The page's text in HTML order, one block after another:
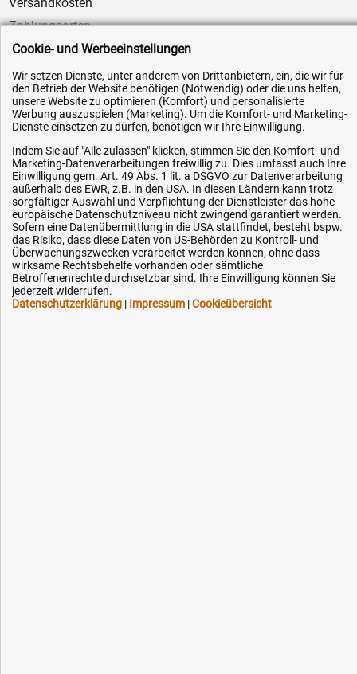
Zahlungsarten
Service
AGB / Widerrufsrecht
Datenschutz
Impressum
OEM-Ersatzteile
Technik-Hilfe
Downloads
Kontakt
Ihre Hytec-Hydraulik Vorteile
Cookie- und Werbeeinstellungen
Wir setzen Dienste, unter anderem von Drittanbietern, ein, die wir für
den Betrieb der Website benötigen (Notwendig) oder die uns helfen,
unsere Website zu optimieren (Komfort) und personalisierte
Werbung auszuspielen (Marketing). Um die Komfort- und Marketing-
Dienste einsetzen zu dürfen, benötigen wir Ihre Einwilligung.
Indem Sie auf "Alle zulassen" klicken, stimmen Sie den Komfort- und
Marketing-Datenverarbeitungen freiwillig zu. Dies umfasst auch Ihre
Einwilligung gem. Art. 49 Abs. 1 lit. a DSGVO zur Datenverarbeitung
außerhalb des EWR, z.B. in den USA. In diesen Ländern kann trotz
sorgfältiger Auswahl und Verpflichtung der Dienstleister das hohe
europäische Datenschutzniveau nicht zwingend garantiert werden.
Sofern eine Datenübermittlung in die USA stattfindet, besteht bspw.
das Risiko, dass diese Daten von US-Behörden zu Kontroll- und
Überwachungszwecken verarbeitet werden können, ohne dass
wirksame Rechtsbehelfe vorhanden oder sämtliche
Betroffenenrechte durchsetzbar sind. Ihre Einwilligung können Sie
jederzeit widerrufen.
Datenschutzerklärung | Impressum |Cookieübersicht